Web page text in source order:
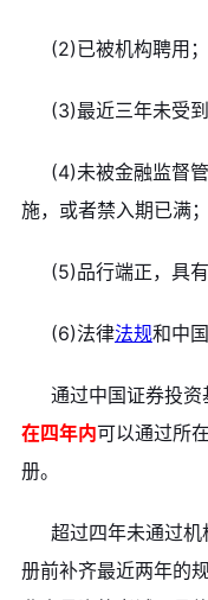
(2)已被机构聘用；
(3)最近三年未受到
(4)未被金融监督
施，或者禁入期已满；
(5)品行端正，具
(6)法律法规和中
通过中国证券投资
在四年内可以通过所
册。
超过四年未通过
册前补齐最近两年的